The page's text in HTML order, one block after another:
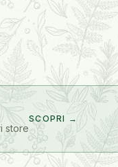
store
SCOPRI →